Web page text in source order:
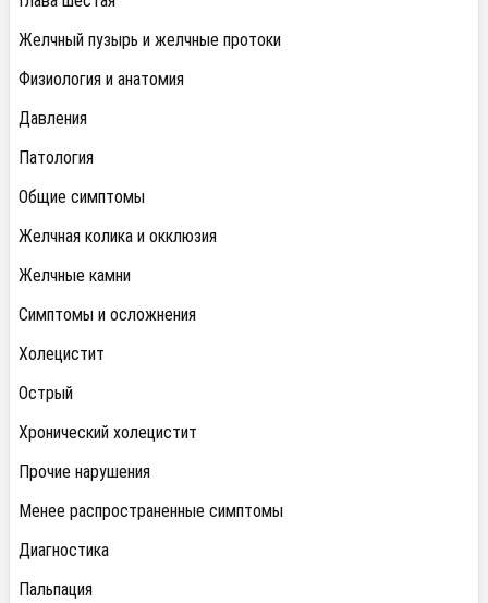
Желчный пузырь и желчные протоки
Физиология и анатомия
Давления
Патология
Общие симптомы
Желчная колика и окклюзия
Желчные камни
Симптомы и осложнения
Холецистит
Острый
Хронический холецистит
Прочие нарушения
Менее распространенные симптомы
Диагностика
Пальпация